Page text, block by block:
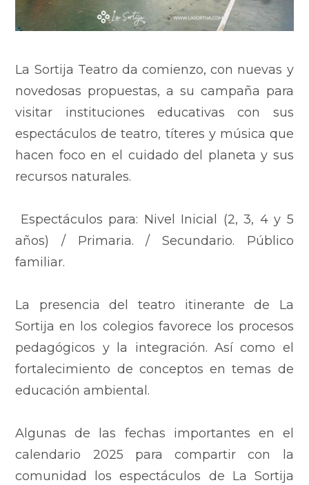
La Sortija Teatro da comienzo, con nuevas y
novedosas propuestas, a su campaña para
visitar instituciones educativas con sus
espectáculos de teatro, títeres y música que
hacen foco en el cuidado del planeta y sus
recursos naturales.
Espectáculos para: Nivel Inicial (2, 3, 4 y 5
años) / Primaria. / Secundario. Público
familiar.
La presencia del teatro itinerante de La
Sortija en los colegios favorece los procesos
pedagógicos y la integración. Así como el
fortalecimiento de conceptos en temas de
educación ambiental.
Algunas de las fechas importantes en el
calendario 2025 para compartir con la
comunidad los espectáculos de La Sortija